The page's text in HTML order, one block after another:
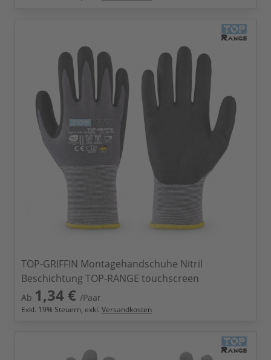
TOP-GRIFFIN Montagehandschuhe Nitril
Beschichtung TOP-RANGE touchscreen
Ab 1,34 € /Paar
Exkl. 19% Steuern, exkl. Versandkosten